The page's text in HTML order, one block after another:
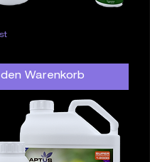
den Warenkorb